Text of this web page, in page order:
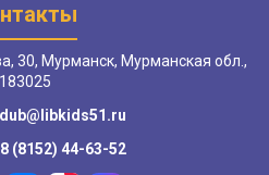
30, Мурманск, Мурманская обл.,
183025
8 (8152) 44-63-52